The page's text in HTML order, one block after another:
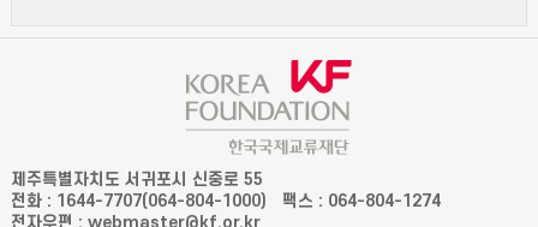
제주특별자치도 서귀포시 신중로 55
전화 : 1644-7707(064-804-1000)
팩스 : 064-804-1274
전자우편 : webmaster@kf.or.kr